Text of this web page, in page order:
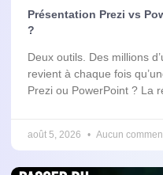
Présentation Prezi vs
?
Deux outils. Des millions
revient à chaque fois
Prezi ou PowerPoint ? La
août 5, 2026 Aucun